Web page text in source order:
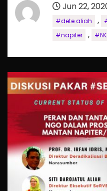
Jun 22,
#dete aliah ,
#napiter ,